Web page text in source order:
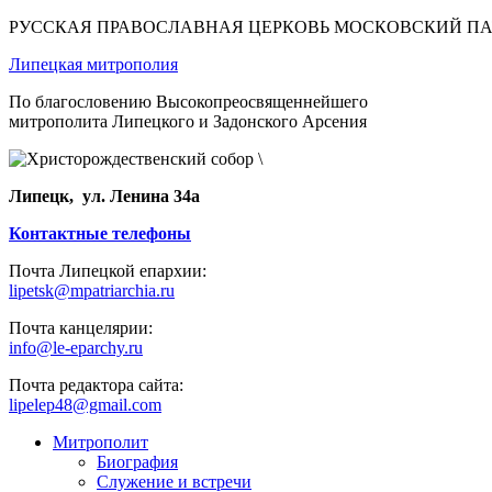
РУССКАЯ ПРАВОСЛАВНАЯ ЦЕРКОВЬ МОСКОВСКИЙ
Липецкая митрополия
По благословению Высокопреосвященнейшего
митрополита Липецкого и Задонского Арсения
Липецк, ул. Ленина 34а
Контактные телефоны
Почта Липецкой епархии:
lipetsk@mpatriarchia.ru
Почта канцелярии:
info@le-eparchy.ru
Почта редактора сайта:
lipelep48@gmail.com
Митрополит
Биография
Служение и встречи